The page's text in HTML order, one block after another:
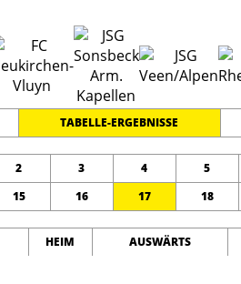
TABELLE-ERGEBNISSE
2 3 4
5
15 16 17 18
HEIM AUSWÄRTS